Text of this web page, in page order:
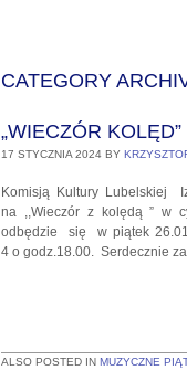
CATEGORY
„WIECZÓR
17 STYCZNIA 2024 BY
Komisją Kultury Lubelskiej
na ,,Wieczór z kolędą ” w
odbędzie się w piątek
4 o godz.18.00. Serdecznie
ALSO POSTED IN MUZYCZNE